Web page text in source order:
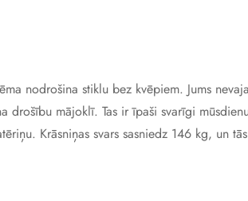
nodrošina stiklu bez kvēpiem. Jums
drošību mājoklī. Tas ir īpaši svarīgi
Krāsniņas svars sasniedz 146 kg, un